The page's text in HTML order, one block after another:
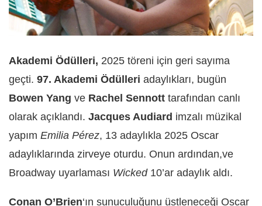
Akademi Ödülleri, 2025 töreni için geri sayıma
geçti. 97. Akademi Ödülleri adaylıkları, bugün
Bowen Yang ve Rachel Sennott tarafından canlı
olarak açıklandı. Jacques Audiard imzalı müzikal
yapım Emilia Pérez, 13 adaylıkla 2025 Oscar
adaylıklarında zirveye oturdu. Onun ardından,ve
Broadway uyarlaması Wicked10’ar adaylık aldı.
Conan O’Brien‘ın sunuculuğunu üstleneceği Oscar